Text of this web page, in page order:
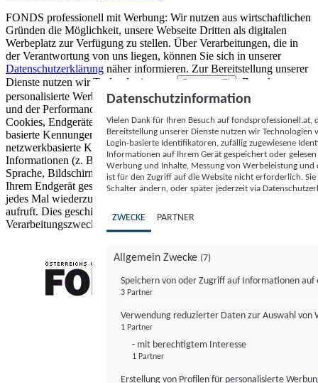
FONDS professionell mit Werbung: Wir nutzen aus wirtschaftlichen
Gründen die Möglichkeit, unsere Webseite Dritten als digitalen
Werbeplatz zur Verfügung zu stellen. Über Verarbeitungen, die in
der Verantwortung von uns liegen, können Sie sich in unserer
Datenschutzerklärung näher informieren. Zur Bereitstellung unserer
Dienste nutzen wir Technologien von
Partnern (5)
. Zwecke:
personalisierte Werbung und Inhalte, Messung von Werbeleistung
und der Performance von Inhalten sowie Zielgruppenforschung.
Cookies, Endgeräte- oder ähnliche Online-Kennungen (z. B. login-
basierte Kennungen, zufällig generierte Kennungen,
netzwerkbasierte Kennungen) können zusammen mit anderen
Informationen (z. B. Browsertyp und Browserinformationen,
Sprache, Bildschirmgröße, unterstützte Technologien usw.) auf
Ihrem Endgerät gespeichert oder von dort ausgelesen werden, um es
jedes Mal wiederzuerkennen, wenn es eine App oder einer Webseite
aufruft. Dies geschieht für einen oder mehrere der hier aufgeführten
Verarbeitungszwecke.
Datenschutzinformation
Vielen Dank für Ihren Besuch auf
Bereitstellung unserer Dienste nutzen wir Technologien
Login-basierte Identifikatoren, zufällig zugewiesene
Informationen auf Ihrem Gerät gespeichert oder
Werbung und Inhalte, Messung von Werbeleistung
ist für den Zugriff auf die Website nicht erforderlich.
Schalter ändern, oder später jederzeit via
ZWECKE PARTNER
Allgemein Zwecke (7)
Speichern von oder Zugriff auf Informationen auf
3 Partner
Verwendung reduzierter Daten zur Auswahl von
1 Partner
- mit berechtigtem Interesse
1 Partner
Erstellung von Profilen für personalisierte
FONDS professionell